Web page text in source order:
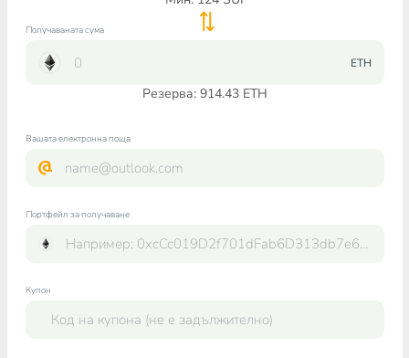
Получаваната сума
ETH
Резерва: 914.43 ETH
Вашата електронна поща
Портфейл за получаване
Купон